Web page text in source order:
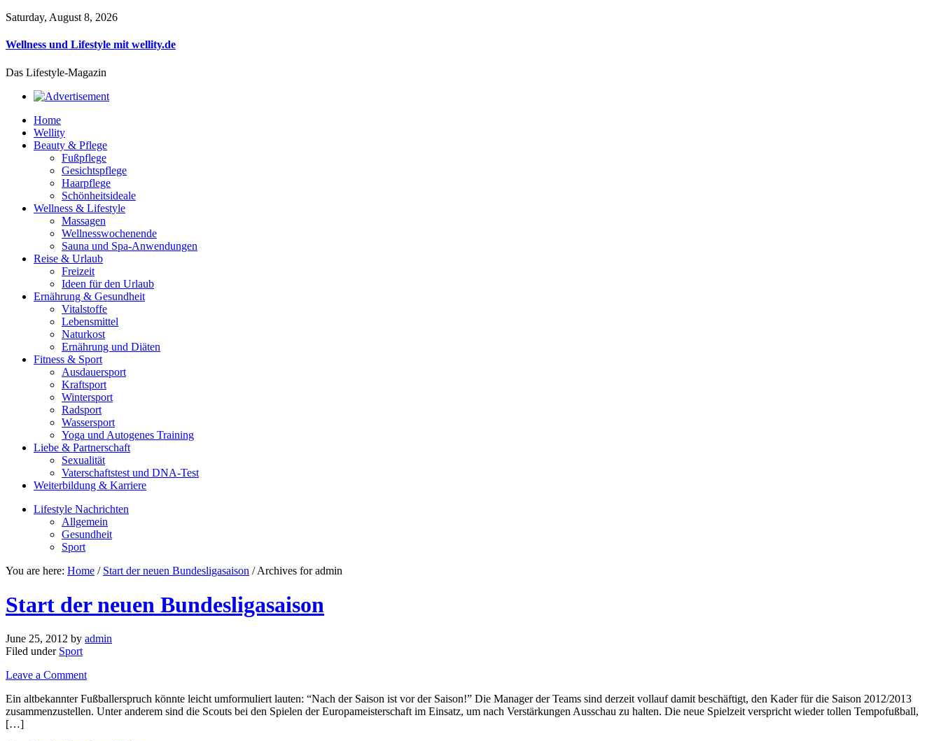
Saturday, August 8, 2026
Wellness und Lifestyle mit wellity.de
Das Lifestyle-Magazin
Home
Wellity
Beauty & Pflege
Fußpflege
Gesichtspflege
Haarpflege
Schönheitsideale
Wellness & Lifestyle
Massagen
Wellnesswochenende
Sauna und Spa-Anwendungen
Reise & Urlaub
Freizeit
Ideen für den Urlaub
Ernährung & Gesundheit
Vitalstoffe
Lebensmittel
Naturkost
Ernährung und Diäten
Fitness & Sport
Ausdauersport
Kraftsport
Wintersport
Radsport
Wassersport
Yoga und Autogenes Training
Liebe & Partnerschaft
Sexualität
Vaterschaftstest und DNA-Test
Weiterbildung & Karriere
Lifestyle Nachrichten
Allgemein
Gesundheit
Sport
You are here: Home / Start der neuen Bundesligasaison / Archives for admin
Start der neuen Bundesligasaison
June 25, 2012 by admin
Filed under Sport
Leave a Comment
Ein altbekannter Fußballerspruch könnte leicht umformuliert lauten: “Nach der Saison ist vor der Saison!” Die Manager der Teams sind derzeit vollauf damit beschäftigt, den Kader für die Saison 2012/2013
zusammenzustellen. Unter anderem sind die Scouts bei den Spielen der Europameisterschaft im Einsatz, um nach Verstärkungen Ausschau zu halten. Die neue Spielzeit verspricht wieder tollen Tempofußball,
[…]